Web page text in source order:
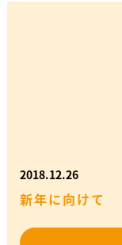
2018.12.26
新年に向けて